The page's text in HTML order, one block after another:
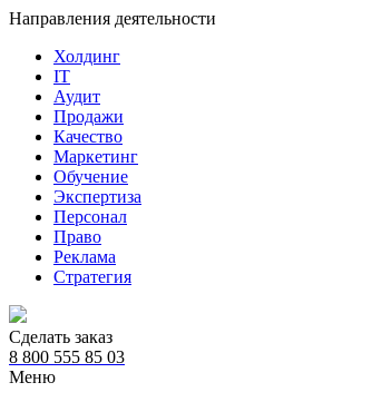
Направления деятельности
Холдинг
IT
Аудит
Продажи
Качество
Маркетинг
Обучение
Экспертиза
Персонал
Право
Реклама
Стратегия
Сделать заказ
8 800 555 85 03
Меню